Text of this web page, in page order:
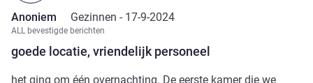
goede locatie, vriendelijk personeel
Anoniem Gezinnen - 17-9-2024
ALL bevestigde berichten
het ging om één overnachting. De eerste kamer die we